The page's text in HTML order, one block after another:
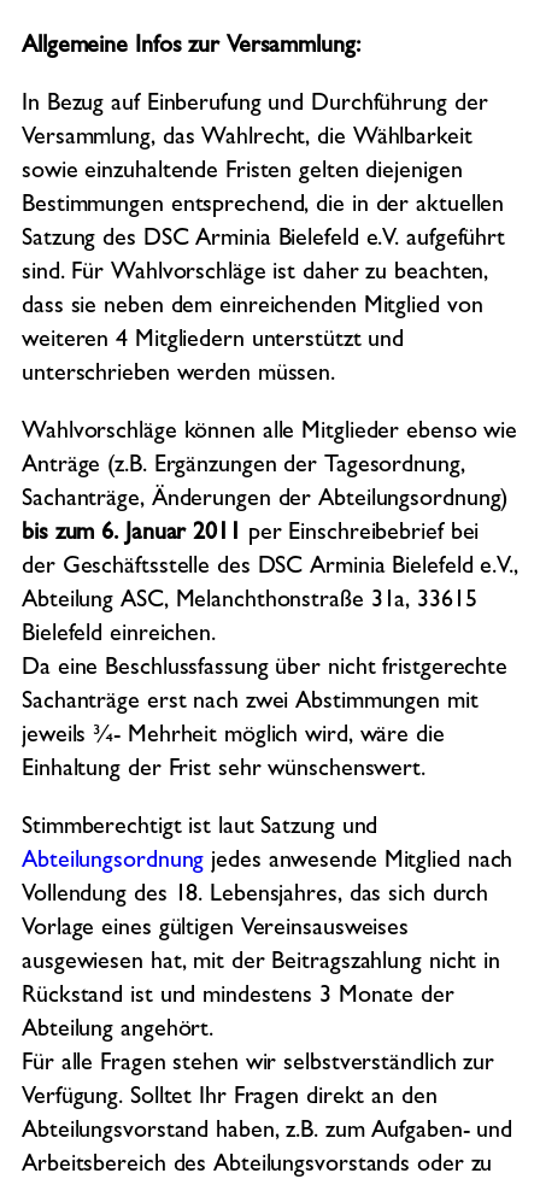
Allgemeine Infos zur Versammlung:
In Bezug auf Einberufung und Durchführung der
Versammlung, das Wahlrecht, die Wählbarkeit
sowie einzuhaltende Fristen gelten diejenigen
Bestimmungen entsprechend, die in der aktuellen
Satzung des DSC Arminia Bielefeld e.V. aufgeführt
sind. Für Wahlvorschläge ist daher zu beachten,
dass sie neben dem einreichenden Mitglied von
weiteren 4 Mitgliedern unterstützt und
unterschrieben werden müssen.
Wahlvorschläge können alle Mitglieder ebenso wie
Anträge (z.B. Ergänzungen der Tagesordnung,
Sachanträge, Änderungen der Abteilungsordnung)
bis zum 6. Januar 2011 per Einschreibebrief bei
der Geschäftsstelle des DSC Arminia Bielefeld e.V.,
Abteilung ASC, Melanchthonstraße 31a, 33615
Bielefeld einreichen.
Da eine Beschlussfassung über nicht fristgerechte
Sachanträge erst nach zwei Abstimmungen mit
jeweils ¾- Mehrheit möglich wird, wäre die
Einhaltung der Frist sehr wünschenswert.
Stimmberechtigt ist laut Satzung und
Abteilungsordnung jedes anwesende Mitglied nach
Vollendung des 18. Lebensjahres, das sich durch
Vorlage eines gültigen Vereinsausweises
ausgewiesen hat, mit der Beitragszahlung nicht in
Rückstand ist und mindestens 3 Monate der
Abteilung angehört.
Für alle Fragen stehen wir selbstverständlich zur
Verfügung. Solltet Ihr Fragen direkt an den
Abteilungsvorstand haben, z.B. zum Aufgaben- und
Arbeitsbereich des Abteilungsvorstands oder zu